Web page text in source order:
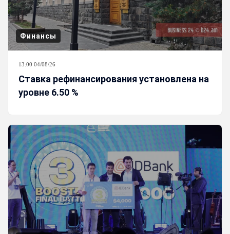
Финансы
13:00 04/08/26
Ставка рефинансирования установлена на
уровне 6.50 %